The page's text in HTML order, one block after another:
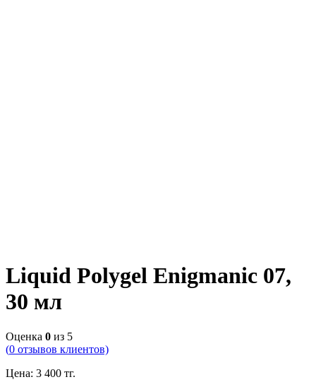
Liquid Polygel Enigmanic 07,
30 мл
Оценка 0 из 5
(0 отзывов клиентов)
Цена: 3 400 тг.